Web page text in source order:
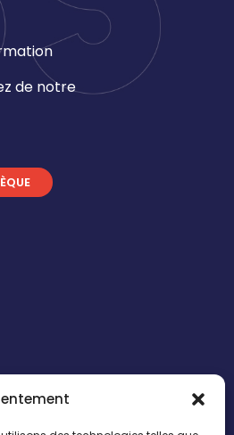
de notre